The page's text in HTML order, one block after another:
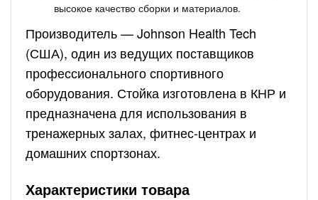
высокое качество сборки и материалов.
Производитель — Johnson Health Tech
(США), один из ведущих поставщиков
профессионального спортивного
оборудования. Стойка изготовлена в КНР и
предназначена для использования в
тренажерных залах, фитнес-центрах и
домашних спортзонах.
Характеристики товара